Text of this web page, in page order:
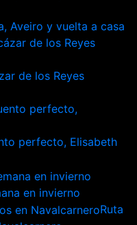
Aveiro y vuelta a casa
de los Reyes
perfecto, Elisabeth
en invierno
Ruta